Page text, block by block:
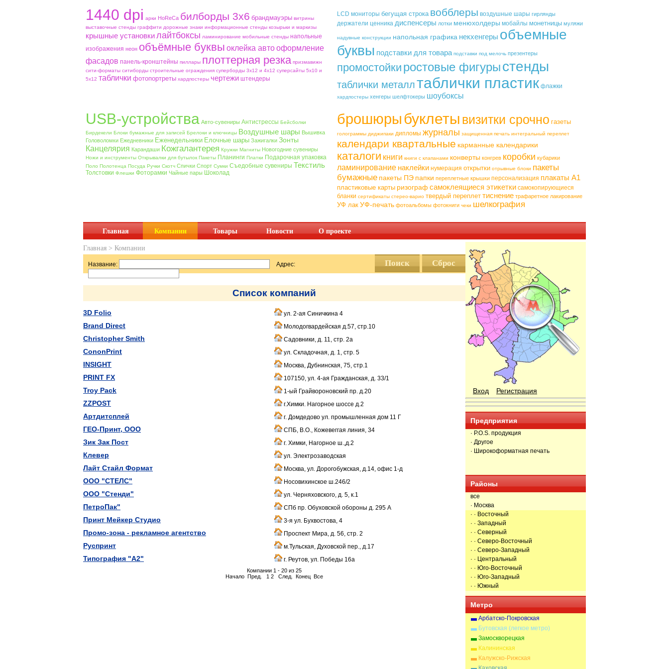
1440 dpi aрки HoReCa билборды 3х6 брандмауэры витрины
выставочные стенды граффити дорожные знаки информационные стенды козырьки и маркизы
крышные установкилайтбоксы ламинирование мобильные стенды напольные
изображения неон объёмные буквы оклейка автооформление
фасадов панель-кронштейны пиллары плоттерная резка призмавижн
сити-форматы ситиборды строительные ограждения суперборды 3х12 и 4х12 суперсайты 5х10 и
5х12 таблички фотопортреты хардпостеры чертежи штендеры
LCD мониторы бегущая строка вобблеры воздушные шары гирлянды
держатели ценника диспенсеры лотки менюхолдеры мобайлы монетницы муляжи
надувные конструкции напольная графика некхенгеры объемные
буквы подставки для товара подставки под мелочь презентеры
промостойки ростовые фигурыстенды
таблички металлтаблички пластик флажки
хардпостеры хенгеры шелфтокеры шоубоксы
USB-устройства Авто-сувениры Антистрессы Бейсболки
Бирдекели Блоки бумажные для записей Брелоки и ключницы Воздушные шары Вышивка
Головоломки Ежедневники Еженедельники Елочные шары Зажигалки Зонты
Канцелярия Карандаши Кожгалантерея Кружки Магниты Новогодние сувениры
Ножи и инструменты Открывалки для бутылок Пакеты Планинги Платки Подарочная упаковка
Поло Полотенца Посуда Ручки Скотч Спички Спорт Сумки Съедобные сувениры Текстиль
Толстовки Флешки Фоторамки Чайные пары Шоколад
брошюрыбуклеты визитки срочно газеты
голограммы диджипаки дипломы журналы защищенная печать интегральный переплет
календари квартальные карманные календарики
каталоги книги книги с клапанами конверты конгрев коробки кубарики
ламинирование наклейки нумерация открытки отрывные блоки пакеты
бумажные пакеты ПЭ папки переплетные крышки персонализация плакаты А1
пластиковые карты ризограф самоклеящиеся этикетки самокопирующиеся
бланки сертификаты стерео-варио твердый переплет тиснение трафаретное лакирование
УФ лак УФ-печать фотоальбомы фотокниги чеки шелкография
Главная Компании Товары Новости О проекте
Главная > Компании
Название: Адрес:
Список компаний
3D Folio ул. 2-ая Синичкина 4
Brand Direct Молодогвардейская д.57, стр.10
Christopher Smith Садовники, д. 11, стр. 2а
CononPrint ул. Складочная, д. 1, стр. 5
INSIGHT Москва, Дубнинская, 75, стр.1
PRINT FX 107150, ул. 4-ая Гражданская, д. 33/1
Troy Pack 1-ый Грайвороновский пр. д.20
ZZPOST г.Химки. Нагорное шоссе д.2
Артдитсплей г. Домдедово ул. промышленная дом 11 Г
ГЕО-Принт, ООО СПБ, В.О., Кожевеггая линия, 34
Зик Зак Пост г. Химки, Нагорное ш.,д.2
Клевер ул. Электрозаводская
Лайт Стайл Формат Москва, ул. Дорогобужская, д.14, офис 1-д
ООО "СТЕЛС" Носовихинское ш.246/2
ООО "Стенди" ул. Черняховского, д. 5, к.1
ПетроПак" СПб пр. Обуховской обороны д. 295 А
Принт Мейкер Студио 3-я ул. Бухвостова, 4
Промо-зона - рекламное агентство Проспект Мира, д. 56, стр. 2
Руспринт м.Тульская, Духовской пер., д.17
Типография "А2" г. Реутов, ул. Победы 16а
Компании 1 - 20 из 25
Начало Пред. 1 2 След. Конец Все
Вход Регистрация
Предприятия
· P.O.S. продукция
· Другое
· Широкоформатная печать
Районы
все
· Москва
· · Восточный
· · Западный
· · Северный
· · Северо-Восточный
· · Северо-Западный
· · Центральный
· · Юго-Восточный
· · Юго-Западный
· · Южный
Метро
Арбатско-Покровская
Бутовская (легкое метро)
Замоскворецкая
Калининская
Калужско-Рижская